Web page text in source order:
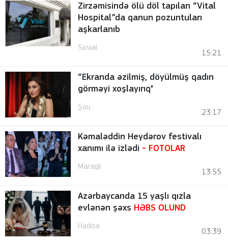
Zirzəmisində ölü döl tapılan “Vital
Hospital”da qanun pozuntuları
aşkarlanıb
Sosial
15:21
“Ekranda əzilmiş, döyülmüş qadın
görməyi xoşlayırıq"
Şou
23:17
Kəmaləddin Heydərov festivalı
xanımı ilə izlədi - FOTOLAR
Maraqlı
13:55
Azərbaycanda 15 yaşlı qızla
evlənən şəxs HƏBS OLUND
Hadisə
03:39